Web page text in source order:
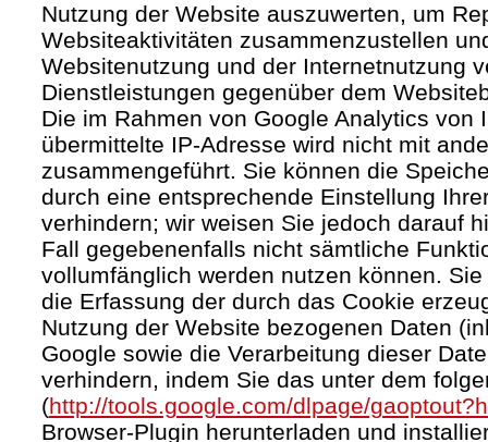
Nutzung der Website auszuwerten, um
Websiteaktivitäten zusammenzustellen
Websitenutzung und der Internetnutzung
Dienstleistungen gegenüber dem
Die im Rahmen von Google Analytics von
übermittelte IP-Adresse wird nicht mit
zusammengeführt. Sie können die
durch eine entsprechende Einstellung
verhindern; wir weisen Sie jedoch darauf
Fall gegebenenfalls nicht sämtliche
vollumfänglich werden nutzen können.
die Erfassung der durch das Cookie
Nutzung der Website bezogenen Daten
Google sowie die Verarbeitung dieser
verhindern, indem Sie das unter dem
(http://tools.google.com/dlpage/
Browser-Plugin herunterladen und